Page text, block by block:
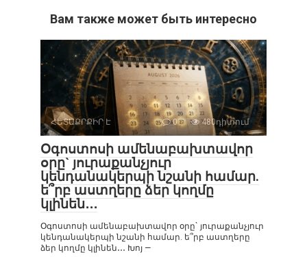
Вам также может быть интересно
ՀԵՏԱՔՐՔԻՐ Է 0 480դիտում
Օգոստոսի ամենաբախտավոր
օրը` յուրաքանչյուր
կենդանակերպի նշանի համար.
ե՞րբ աստղերը ձեր կողմը
կլինեն․․․
Օգոստոսի ամենաբախտավոր օրը` յուրաքանչյուր
կենդանակերպի նշանի համար. ե՞րբ աստղերը
ձեր կողմը կլինեն․․․ Խոյ —